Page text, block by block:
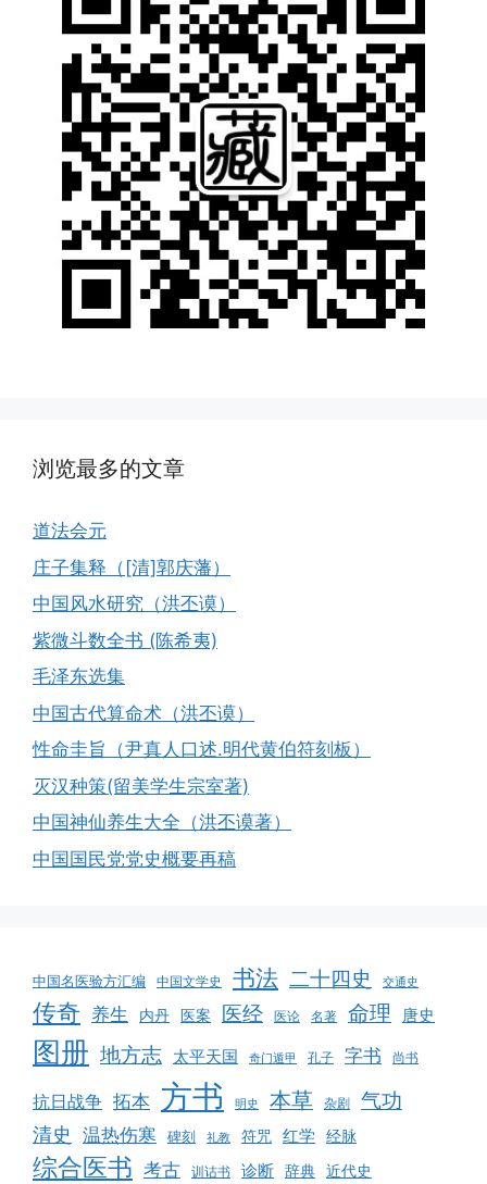
浏览最多的文章
道法会元
庄子集释（[清]郭庆藩）
中国风水研究（洪丕谟）
紫微斗数全书 (陈希夷)
毛泽东选集
中国古代算命术（洪丕谟）
性命圭旨（尹真人口述.明代黄伯符刻板）
灭汉种策(留美学生宗室著)
中国神仙养生大全（洪丕谟著）
中国国民党党史概要再稿
中国名医验方汇编 中国文学史 书法 二十四史 交通史
传奇 养生 内丹 医案 医经 医论 名著 命理 唐史
图册 地方志 太平天国 奇门遁甲 孔子 字书 尚书
抗日战争 拓本 方书 明史 本草 杂剧 气功
清史 温热伤寒 碑刻 礼教 符咒 红学 经脉
综合医书 考古 训诂书 诊断 辞典 近代史